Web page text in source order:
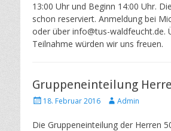
13:00 Uhr und Beginn 14:00 Uhr.
schon reserviert. Anmeldung bei
oder über info@tus-waldfeucht.de.
Teilnahme würden wir uns freuen.
Gruppeneinteilung
Posted18. Februar 2016 Author
Admin
Die Gruppeneinteilung der Herren